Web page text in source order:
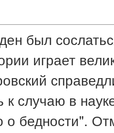
был
играет
к случаю в
о бедности".